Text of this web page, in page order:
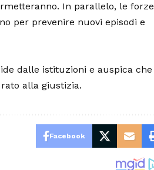
In parallelo, le forze
per prevenire nuovi episodi e
dalle istituzioni e auspica che
alla giustizia.
Facebook